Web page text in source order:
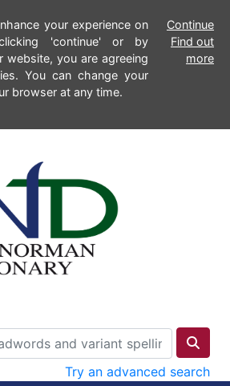
your experience on
'continue' or by
website, you are agreeing
You can change your
browser at any time.
Continue
Find out
more
Try an advanced search